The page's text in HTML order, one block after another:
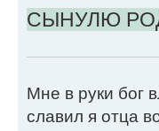
СЫНУЛЮ
Мне в руки бог
славил я отца